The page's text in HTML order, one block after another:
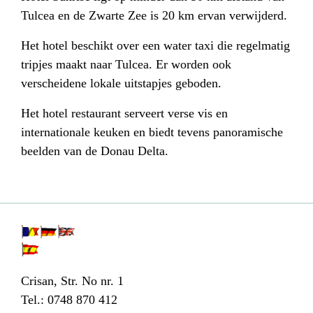
Tulcea en de Zwarte Zee is 20 km ervan verwijderd.
Het hotel beschikt over een water taxi die regelmatig
tripjes maakt naar Tulcea. Er worden ook
verscheidene lokale uitstapjes geboden.
Het hotel restaurant serveert verse vis en
internationale keuken en biedt tevens panoramische
beelden van de Donau Delta.
Crisan, Str. No nr. 1
Tel.: 0748 870 412